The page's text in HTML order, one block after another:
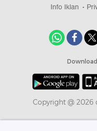
Info Iklan
Copyright @ 2026